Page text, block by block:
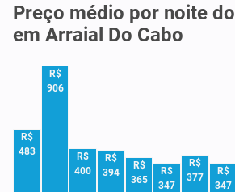
Preço médio por noite
em Arraial Do Cabo
R$
483
R$
906
R$
400
R$
394
R$
365
R$
347
R$
377
R$
347